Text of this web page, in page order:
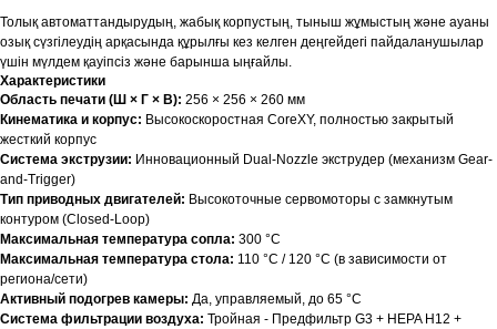
Толық автоматтандырудың, жабық корпустың, тыныш жұмыстың және ауаны
озық сүзгілеудің арқасында құрылғы кез келген деңгейдегі пайдаланушылар
үшін мүлдем қауіпсіз және барынша ыңғайлы.
Характеристики
Область печати (Ш × Г × В): 256 × 256 × 260 мм
Кинематика и корпус: Высокоскоростная CoreXY, полностью закрытый
жесткий корпус
Система экструзии: Инновационный Dual-Nozzle экструдер (механизм Gear-
and-Trigger)
Тип приводных двигателей: Высокоточные сервомоторы с замкнутым
контуром (Closed-Loop)
Максимальная температура сопла: 300 °C
Максимальная температура стола: 110 °C / 120 °C (в зависимости от
региона/сети)
Активный подогрев камеры: Да, управляемый, до 65 °C
Система фильтрации воздуха: Тройная - Предфильтр G3 + HEPA H12 +